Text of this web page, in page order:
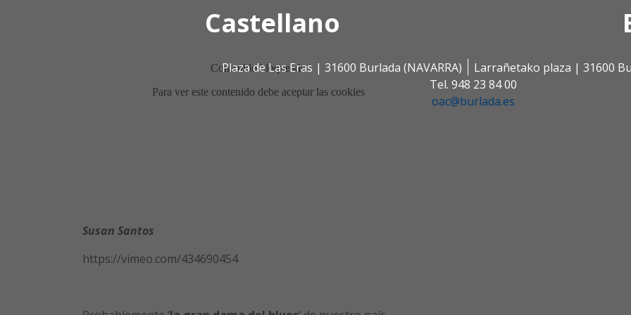
Castellano
Plaza de Las Eras | 31600 Burlada (NAVARRA)
Larrañetako plaza | 31600
Tel. 948 23 84 00
oac@burlada.es
Susan Santos
https://vimeo.com/434690454